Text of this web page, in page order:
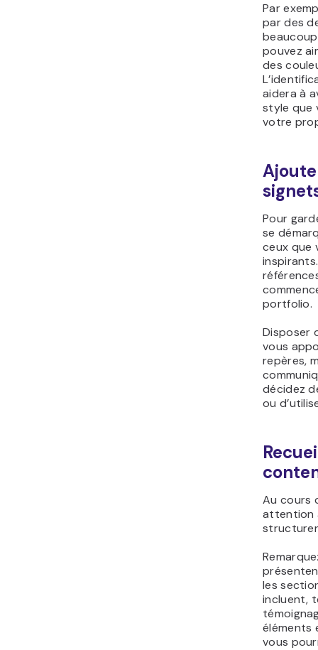
Par
par des
pouvez
des
aidera à
style que
votre
Pour
se
ceux que
portfolio.
Disposer
vous
repères,
décidez
ou
Au cours
attention
les
incluent,
éléments
vous